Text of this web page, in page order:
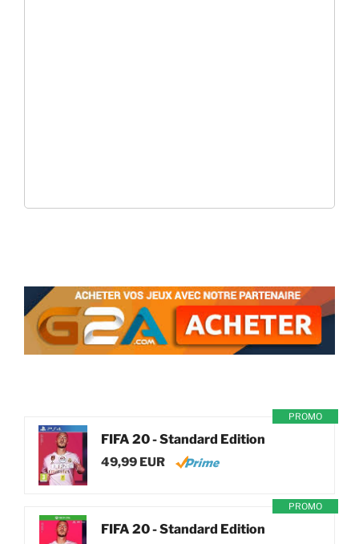
PROMO
FIFA 20 - Standard Edition
49,99 EUR
PROMO
FIFA 20 - Standard Edition